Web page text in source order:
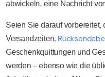
abwickeln, eine Nachricht
Seien Sie darauf vorbereitet,
Versandzeiten,
Geschenkquittungen und
werden – ebenso wie die